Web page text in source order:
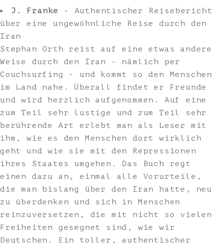
J. Franke
- Authentischer Reisebericht
über eine ungewöhnliche Reise durch den
Iran
Stephan Orth reist auf eine etwas andere
Weise durch den Iran - nämlich per
Couchsurfing - und kommt so den Menschen
im Land nahe. Überall findet er Freunde
und wird herzlich aufgenommen. Auf eine
zum Teil sehr lustige und zum Teil sehr
berührende Art erlebt man als Leser mit
ihm, wie es den Menschen dort wirklich
geht und wie sie mit den Repressionen
ihres Staates umgehen. Das Buch regt
einen dazu an, einmal alle Vorurteile,
die man bislang über den Iran hatte, neu
zu überdenken und sich in Menschen
reinzuversetzen, die mit nicht so vielen
Freiheiten gesegnet sind, wie wir
Deutschen. Ein toller, authentischer